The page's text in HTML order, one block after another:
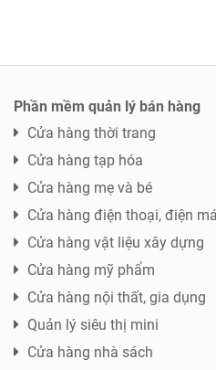
Phần mềm quản lý bán hàng
Cửa hàng thời trang
Cửa hàng tạp hóa
Cửa hàng mẹ và bé
Cửa hàng điện thoại, điện
Cửa hàng vật liệu xây dựng
Cửa hàng mỹ phẩm
Cửa hàng nội thất, gia dụng
Quản lý siêu thị mini
Cửa hàng nhà sách